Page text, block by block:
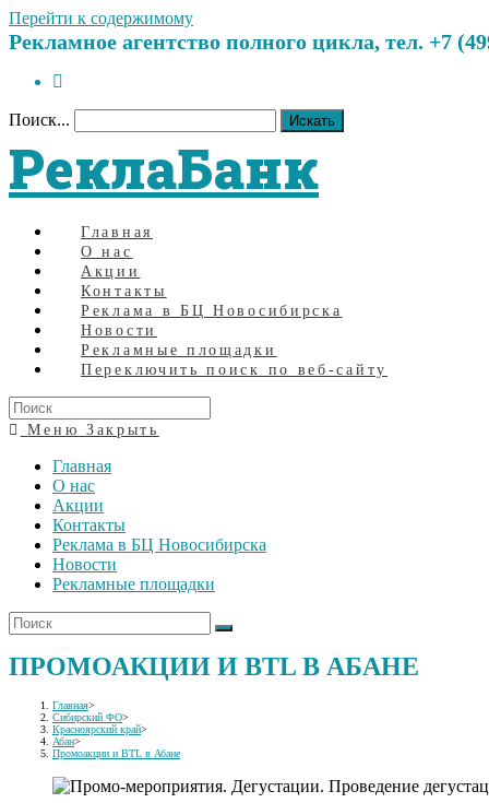
Перейти к содержимому
Рекламное агентство полного цикла, тел. +7
Поиск... Искать
РеклаБанк
Главная
О нас
Акции
Контакты
Реклама в БЦ Новосибирска
Новости
Рекламные площадки
Переключить поиск по веб-сайту
Меню Закрыть
Главная
О нас
Акции
Контакты
Реклама в БЦ Новосибирска
Новости
Рекламные площадки
ПРОМОАКЦИИ И BTL В АБАНЕ
Главная>
Сибирский ФО>
Красноярский край>
Абан>
Промоакции и BTL в Абане